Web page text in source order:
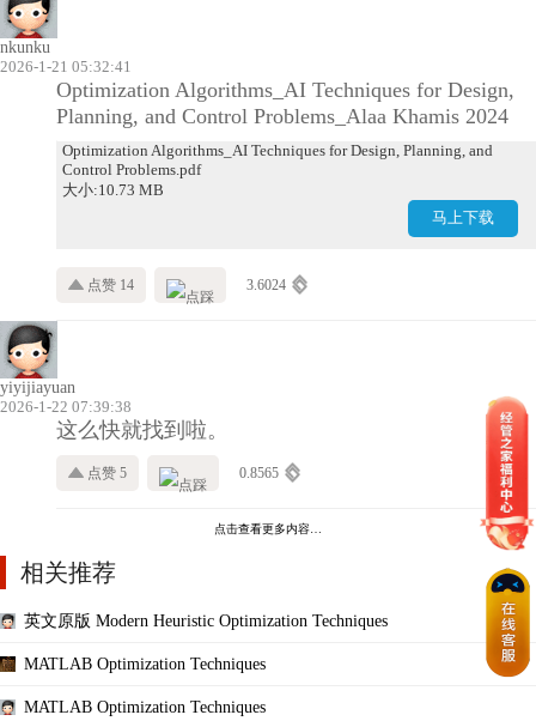
nkunku
2026-1-21 05:32:41
Optimization Algorithms_AI Techniques for Design,
Planning, and Control Problems_Alaa Khamis 2024
Optimization Algorithms_AI Techniques for Design, Planning, and
Control Problems.pdf
大小:10.73 MB
马上下载
点赞 14 3.6024
yiyijiayuan
2026-1-22 07:39:38
这么快就找到啦。
点赞 5 0.8565
点击查看更多内容…
相关推荐
英文原版 Modern Heuristic Optimization Techniques
MATLAB Optimization Techniques
MATLAB Optimization Techniques